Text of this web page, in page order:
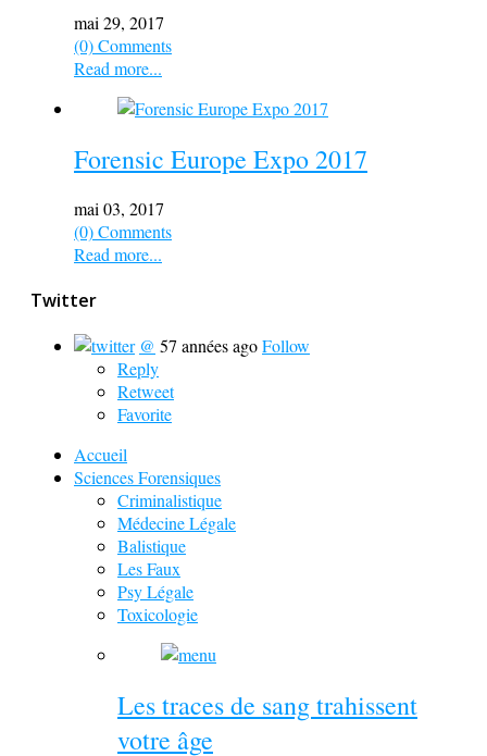
mai 29, 2017
(0) Comments
Read more...
Forensic Europe Expo 2017
mai 03, 2017
(0) Comments
Read more...
Twitter
@ 57 années agoFollow
Reply
Retweet
Favorite
Accueil
Sciences Forensiques
Criminalistique
Médecine Légale
Balistique
Les Faux
Psy Légale
Toxicologie
Les traces de sang trahissent
votre âge